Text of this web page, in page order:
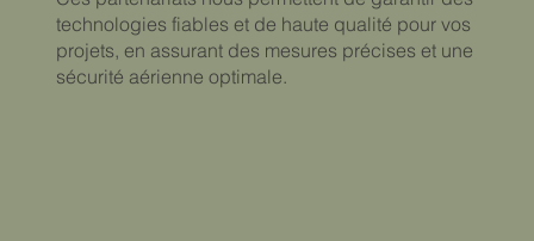
technologies fiables et de haute qualité pour vos
projets, en assurant des mesures précises et une
sécurité aérienne optimale.